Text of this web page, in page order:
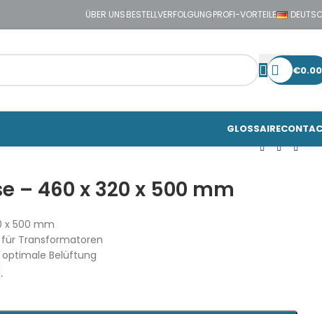
ÜBER UNSBESTELLVERFOLGUNGPROFI-VORTEILE
€0.00
GLOSSAIRE
– 460 x 320 x 500 mm
x 500 mm
Transformatoren
Belüftung